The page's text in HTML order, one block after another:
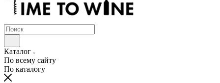
Каталог
По всему сайту
По каталогу